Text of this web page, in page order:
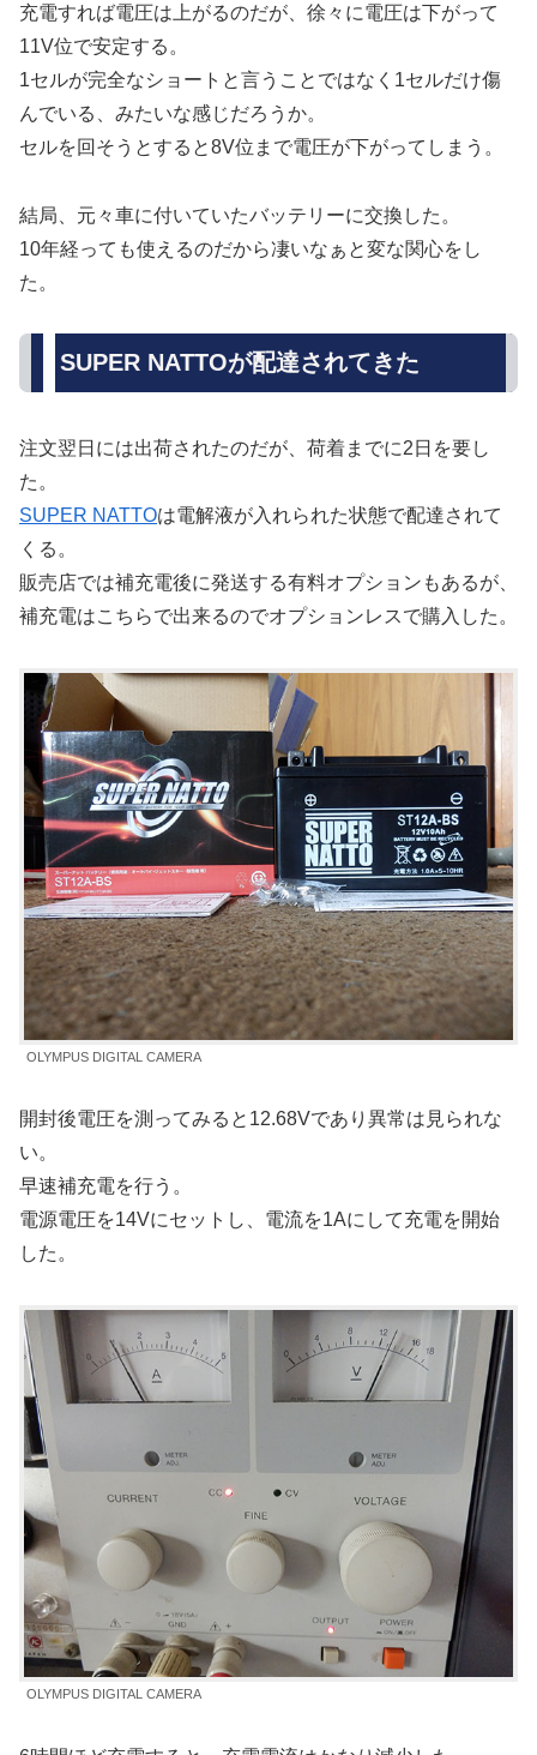
充電すれば電圧は上がるのだが、徐々に電圧は下がって
11V位で安定する。
1セルが完全なショートと言うことではなく1セルだけ傷
んでいる、みたいな感じだろうか。
セルを回そうとすると8V位まで電圧が下がってしまう。
結局、元々車に付いていたバッテリーに交換した。
10年経っても使えるのだから凄いなぁと変な関心をし
た。
SUPER NATTOが配達されてきた
注文翌日には出荷されたのだが、荷着までに2日を要し
た。
SUPER NATTOは電解液が入れられた状態で配達されて
くる。
販売店では補充電後に発送する有料オプションもあるが、
補充電はこちらで出来るのでオプションレスで購入した。
OLYMPUS DIGITAL CAMERA
開封後電圧を測ってみると12.68Vであり異常は見られな
い。
早速補充電を行う。
電源電圧を14Vにセットし、電流を1Aにして充電を開始
した。
OLYMPUS DIGITAL CAMERA